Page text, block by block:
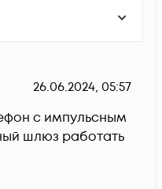
26.06.2024, 05:57
с импульсным
шлюз работать